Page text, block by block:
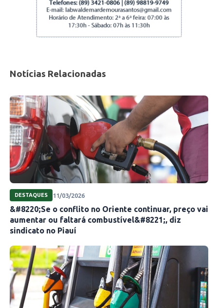
Notícias Relacionadas
DESTAQUES 11/03/2026
&#8220;Se o conflito no Oriente continuar, preço vai
aumentar ou faltará combustível&#8221;, diz
sindicato no Piauí